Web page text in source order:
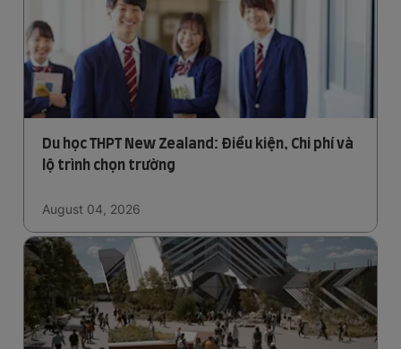
Du học THPT New Zealand: Điều kiện, Chi phí và
lộ trình chọn trường
August 04, 2026